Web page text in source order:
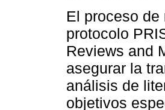
El proceso
protocolo
Reviews and
asegurar la
análisis de
objetivos